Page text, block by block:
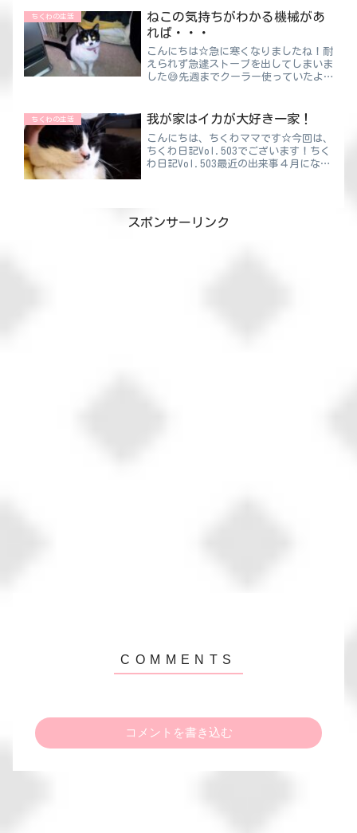
当時シューズのニオイは全然きつくあり
ませんでした（...
ちくわの生活
ねこの気持ちがわかる機械があ
れば・・・
こんにちは☆急に寒くなりましたね！耐
えられず急遽ストーブを出してしまいま
した😅先週までクーラー使っていたよ
すよね！？ねこの気持ちがわかる機械が
あれば・・・実際にストーブ...
ちくわの生活 我が家はイカが大好き一家！
こんにちは、ちくわママです☆今回は、
ちくわ日記Vol.503でございます！ちく
わ日記Vol.503最近の出来事４月になり
イカ。特に刺身...
スポンサーリンク
コメントを書き込む